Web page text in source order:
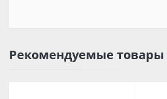
Рекомендуемые товары